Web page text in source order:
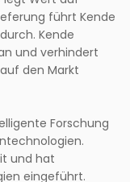
führt Kende
Kende
und verhindert
den Markt
Forschung
und hat
eingeführt.